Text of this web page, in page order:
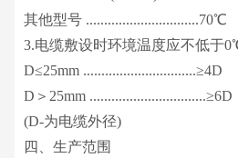
其他型号 ...............................70℃
3.电缆敷设时环境温度应不低于
D≤25mm ...............................≥4D
D＞25mm ................................≥6D
(D-为电缆外径)
四、生产范围